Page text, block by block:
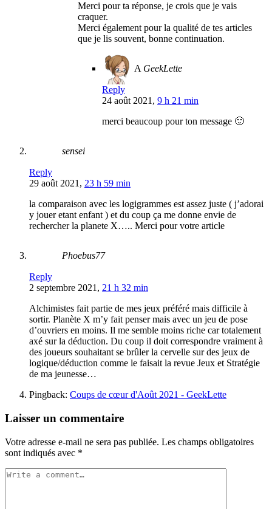
Merci pour ta réponse, je crois que je vais
craquer.
Merci également pour la qualité de tes articles
que je lis souvent, bonne continuation.
A GeekLette
Reply
24 août 2021, 9 h 21 min
merci beaucoup pour ton message 🙂
sensei
Reply
29 août 2021, 23 h 59 min
la comparaison avec les logigrammes est assez juste ( j’adorai
y jouer etant enfant ) et du coup ça me donne envie de
rechercher la planete X….. Merci pour votre article
Phoebus77
Reply
2 septembre 2021, 21 h 32 min
Alchimistes fait partie de mes jeux préféré mais difficile à
sortir. Planète X m’y fait penser mais avec un jeu de pose
d’ouvriers en moins. Il me semble moins riche car totalement
axé sur la déduction. Du coup il doit correspondre vraiment à
des joueurs souhaitant se brûler la cervelle sur des jeux de
logique/déduction comme le faisait la revue Jeux et Stratégie
de ma jeunesse…
Pingback: Coups de cœur d'Août 2021 - GeekLette
Laisser un commentaire
Votre adresse e-mail ne sera pas publiée. Les champs obligatoires
sont indiqués avec *